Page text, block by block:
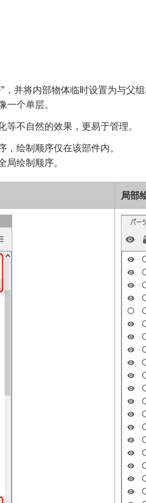
并将内部物体临时设置为与父组
个单层。
不自然的效果，更易于管理。
绘制顺序仅在该部件内。
绘制顺序。
局部